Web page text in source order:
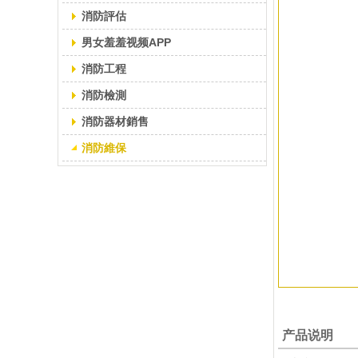
消防評估
男女羞羞视频APP
消防工程
消防檢測
消防器材銷售
消防維保
产品说明